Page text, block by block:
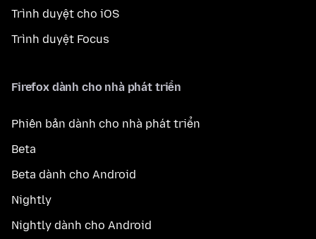
Trình duyệt cho iOS
Trình duyệt Focus
Firefox dành cho nhà phát triển
Phiên bản dành cho nhà phát triển
Beta
Beta dành cho Android
Nightly
Nightly dành cho Android